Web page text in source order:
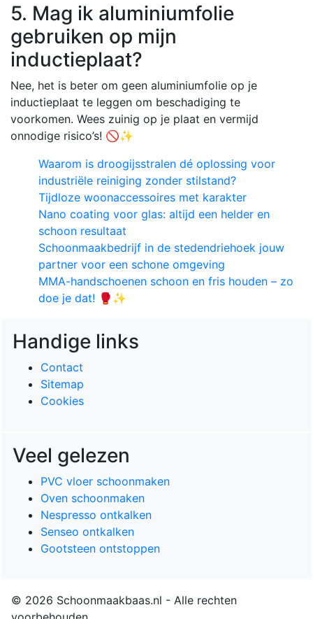
5. Mag ik aluminiumfolie
gebruiken op mijn
inductieplaat?
Nee, het is beter om geen aluminiumfolie op je
inductieplaat te leggen om beschadiging te
voorkomen. Wees zuinig op je plaat en vermijd
onnodige risico’s! 🚫✨
Waarom is droogijsstralen dé oplossing voor
industriële reiniging zonder stilstand?
Tijdloze woonaccessoires met karakter
Nano coating voor glas: altijd een helder en
schoon resultaat
Schoonmaakbedrijf in de stedendriehoek jouw
partner voor een schone omgeving
MMA-handschoenen schoon en fris houden – zo
doe je dat! 🥊✨
Handige links
Contact
Sitemap
Cookies
Veel gelezen
PVC vloer schoonmaken
Oven schoonmaken
Nespresso ontkalken
Senseo ontkalken
Gootsteen ontstoppen
© 2026 Schoonmaakbaas.nl - Alle rechten